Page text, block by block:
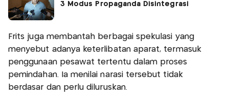
3 Modus Propaganda Disintegrasi
Frits juga membantah berbagai spekulasi yang
menyebut adanya keterlibatan aparat, termasuk
penggunaan pesawat tertentu dalam proses
pemindahan. Ia menilai narasi tersebut tidak
berdasar dan perlu diluruskan.